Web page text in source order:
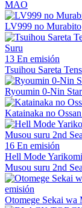
MAO
LV999 no Murabito
13 En emisión
Tsuihou Sareta
Ryoumin 0-Nin
Katainaka no
16 En emisión
Hell Mode
Musou suru 2nd
emisión
Otomege Sekai wa